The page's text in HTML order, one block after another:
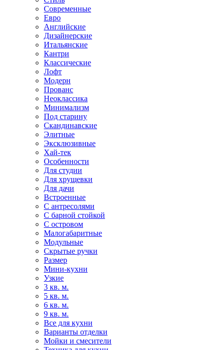
Современные
Евро
Английские
Дизайнерские
Итальянские
Кантри
Классические
Лофт
Модерн
Прованс
Неоклассика
Минимализм
Под старину
Скандинавские
Элитные
Эксклюзивные
Хай-тек
Особенности
Для студии
Для хрущевки
Для дачи
Встроенные
С антресолями
С барной стойкой
С островом
Малогабаритные
Модульные
Скрытые ручки
Размер
Мини-кухни
Узкие
3 кв. м.
5 кв. м.
6 кв. м.
9 кв. м.
Все для кухни
Варианты отделки
Мойки и смесители